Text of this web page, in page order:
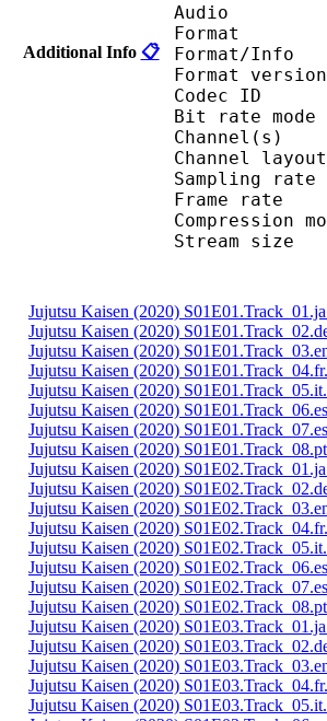
Additional Info 📋
Audio
Format/
Bit
Frame
Jujutsu Kaisen (2020)
Jujutsu Kaisen (2020)
Jujutsu Kaisen (2020)
Jujutsu Kaisen (2020)
Jujutsu Kaisen (2020)
Jujutsu Kaisen (2020)
Jujutsu Kaisen (2020)
Jujutsu Kaisen (2020)
Jujutsu Kaisen (2020)
Jujutsu Kaisen (2020)
Jujutsu Kaisen (2020)
Jujutsu Kaisen (2020)
Jujutsu Kaisen (2020)
Jujutsu Kaisen (2020)
Jujutsu Kaisen (2020)
Jujutsu Kaisen (2020)
Jujutsu Kaisen (2020)
Jujutsu Kaisen (2020)
Jujutsu Kaisen (2020)
Jujutsu Kaisen (2020)
Jujutsu Kaisen (2020)